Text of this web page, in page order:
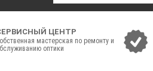
ЦЕНТР
мастерская по ремонту и
оптики